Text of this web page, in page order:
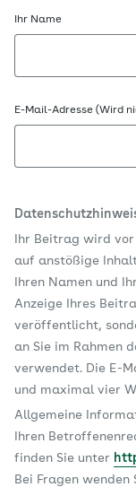
Ihr Name
E-Mail-Adresse (Wird
Ihr Beitrag wird
auf anstößige
Ihren Namen und
Anzeige Ihres
veröffentlicht,
an Sie im Rahmen
verwendet. Die E-
und maximal vier
Allgemeine
Ihren
finden Sie unter
Bei Fragen wenden